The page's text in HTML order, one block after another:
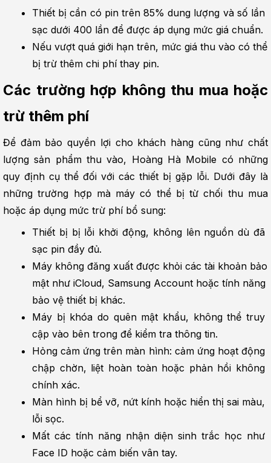
Thiết bị cần có pin trên 85% dung lượng và số lần
sạc dưới 400 lần để được áp dụng mức giá chuẩn.
Nếu vượt quá giới hạn trên, mức giá thu vào có thể
bị trừ thêm chi phí thay pin.
Các trường hợp không thu mua hoặc
trừ thêm phí
Để đảm bảo quyền lợi cho khách hàng cũng như chất
lượng sản phẩm thu vào, Hoàng Hà Mobile có những
quy định cụ thể đối với các thiết bị gặp lỗi. Dưới đây là
những trường hợp mà máy có thể bị từ chối thu mua
hoặc áp dụng mức trừ phí bổ sung:
Thiết bị bị lỗi khởi động, không lên nguồn dù đã
sạc pin đầy đủ.
Máy không đăng xuất được khỏi các tài khoản bảo
mật như iCloud, Samsung Account hoặc tính năng
bảo vệ thiết bị khác.
Máy bị khóa do quên mật khẩu, không thể truy
cập vào bên trong để kiểm tra thông tin.
Hỏng cảm ứng trên màn hình: cảm ứng hoạt động
chập chờn, liệt hoàn toàn hoặc phản hồi không
chính xác.
Màn hình bị bể vỡ, nứt kính hoặc hiển thị sai màu,
lỗi sọc.
Mất các tính năng nhận diện sinh trắc học như
Face ID hoặc cảm biến vân tay.